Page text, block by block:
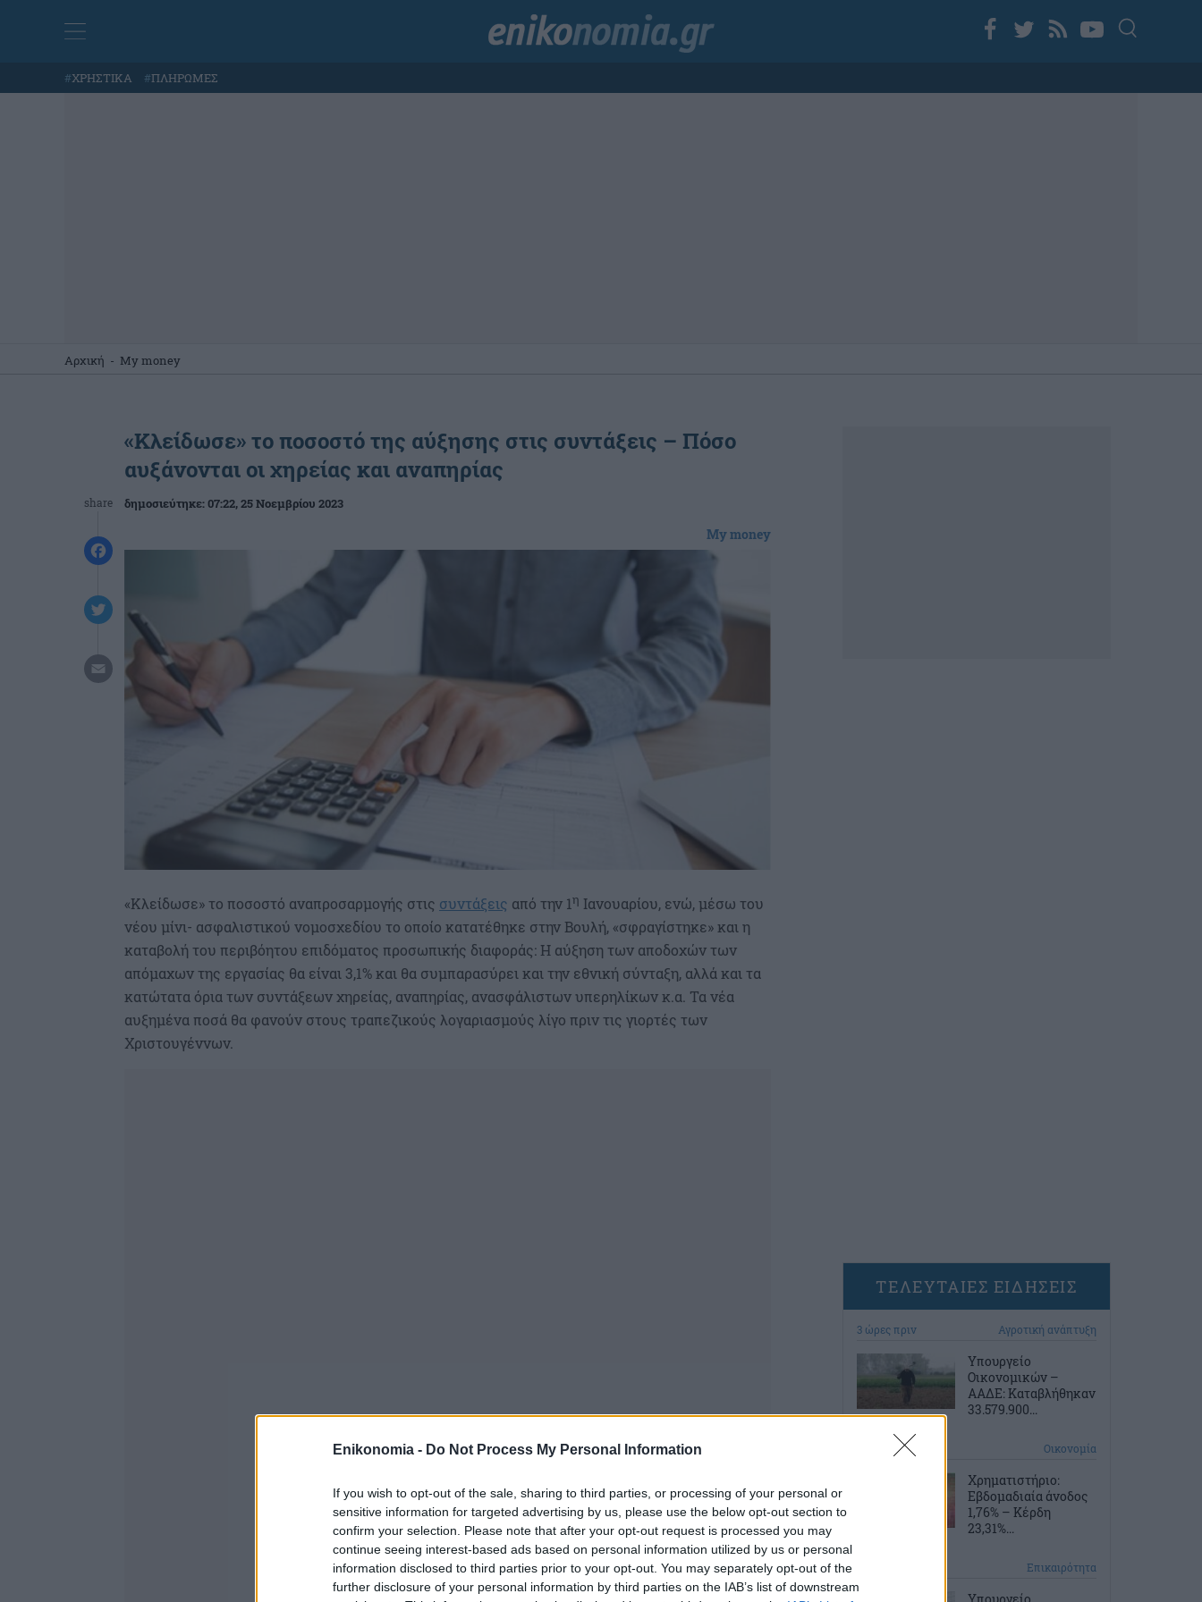
Enikonomia - Do Not Process My Personal Information
If you wish to opt-out of the sale, sharing to third parties, or processing of your personal or
sensitive information for targeted advertising by us, please use the below opt-out section to
confirm your selection. Please note that after your opt-out request is processed you may
continue seeing interest-based ads based on personal information utilized by us or personal
information disclosed to third parties prior to your opt-out. You may separately opt-out of the
further disclosure of your personal information by third parties on the IAB’s list of downstream
#ΧΡΗΣΤΙΚΑ #ΠΛΗΡΩΜΕΣ
Αρχική - My money
share
«Κλείδωσε» το ποσοστό της αύξησης στις συντάξεις – Πόσο
αυξάνονται οι χηρείας και αναπηρίας
δημοσιεύτηκε:07:22, 25 Νοεμβρίου 2023
My money
«Κλείδωσε» το ποσοστό αναπροσαρμογής στις συντάξεις από την 1η Ιανουαρίου, ενώ, μέσω του
νέου μίνι- ασφαλιστικού νομοσχεδίου το οποίο κατατέθηκε στην Βουλή, «σφραγίστηκε» και η
καταβολή του περιβόητου επιδόματος προσωπικής διαφοράς: Η αύξηση των αποδοχών των
απόμαχων της εργασίας θα είναι 3,1% και θα συμπαρασύρει και την εθνική σύνταξη, αλλά και τα
κατώτατα όρια των συντάξεων χηρείας, αναπηρίας, ανασφάλιστων υπερηλίκων κ.α. Τα νέα
αυξημένα ποσά θα φανούν στους τραπεζικούς λογαριασμούς λίγο πριν τις γιορτές των
Χριστουγέννων.
ΤΕΛΕΥΤΑΙΕΣ ΕΙΔΗΣΕΙΣ
3 ώρες πριν Αγροτική ανάπτυξη
Υπουργείο
Οικονομικών –
ΑΑΔΕ: Καταβλήθηκαν
33.579.900...
4 ώρες πριν Οικονομία
Χρηματιστήριο:
Εβδομαδιαία άνοδος
1,76% – Κέρδη
23,31%...
Επικαιρότητα